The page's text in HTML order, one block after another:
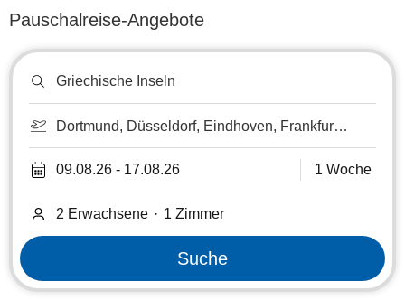
Pauschalreise-Angebote
oder
Dortmund, Düsseldorf, Eindhoven, Frankfurt
Luxemburg, Lüttich, Maastricht, Münster-
Osnabrück, Paderborn, Saarbrücken,
Strasbourg, Weeze/Niederrhein
09.08.26 - 17.08.26 1 Woche
2 Erwachsene · 1 Zimmer
Suche